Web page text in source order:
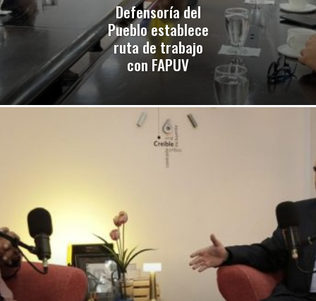
Defensoría del
Pueblo establece
ruta de trabajo
con FAPUV